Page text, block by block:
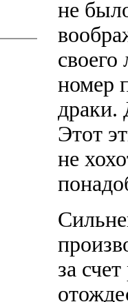
не
номер
драки.
Этот
не
за